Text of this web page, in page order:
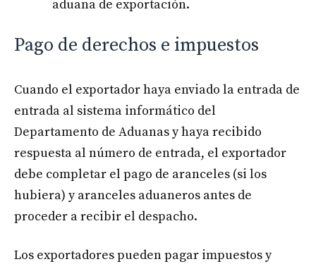
aduana de exportación.
Pago de derechos e impuestos
Cuando el exportador haya enviado la entrada de
entrada al sistema informático del
Departamento de Aduanas y haya recibido
respuesta al número de entrada, el exportador
debe completar el pago de aranceles (si los
hubiera) y aranceles aduaneros antes de
proceder a recibir el despacho.
Los exportadores pueden pagar impuestos y